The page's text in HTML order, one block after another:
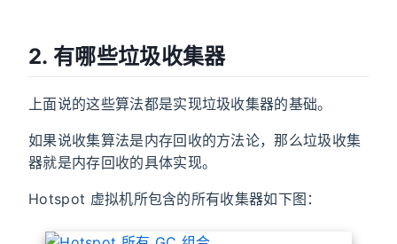
2. 有哪些垃圾收集器
上面说的这些算法都是实现垃圾收集器的基础。
如果说收集算法是内存回收的方法论，那么垃圾收集
器就是内存回收的具体实现。
Hotspot 虚拟机所包含的所有收集器如下图：